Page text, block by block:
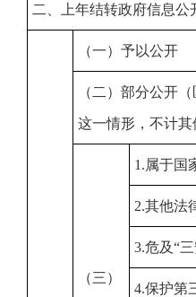
二、上年结转政府信息公
（一）予以公开
（二）部分公开
这一情形，不计其
（三）
1.属于国
2.其他法
3.危及“
4.保护第